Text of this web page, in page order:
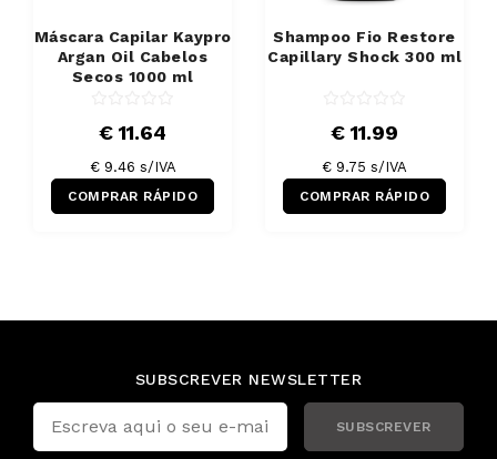
Máscara Capilar Kaypro
Argan Oil Cabelos
Secos 1000 ml
€ 11.64
€ 9.46 s/IVA
COMPRAR RÁPIDO
Shampoo Fio Restore
Capillary Shock 300 ml
€ 11.99
€ 9.75 s/IVA
COMPRAR RÁPIDO
SUBSCREVER NEWSLETTER
SUBSCREVER